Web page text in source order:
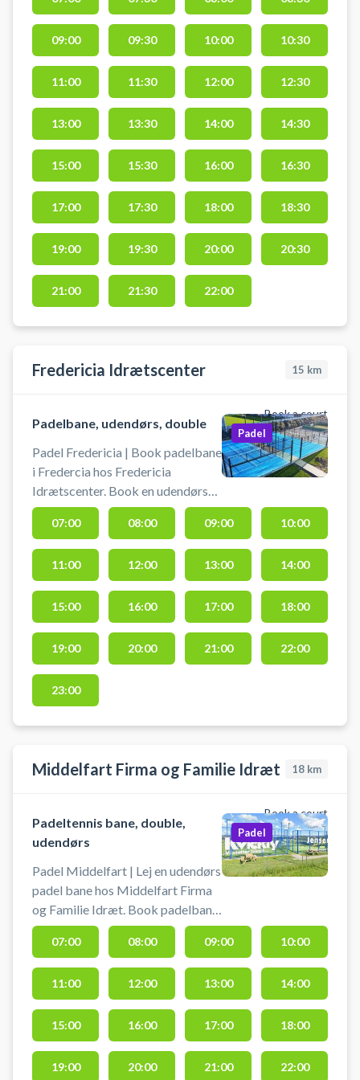
Koldings to padelcentre på
Ambolten 2 i Kolding. Centrene
har tilsammen 20 padelbaner
primært inde, men også denne
udendørsbane dobbeltbane.
Gratis parkering, bat kan lejes og
bolde købes i Sparekassen
Kronjylland Padel Arena, Rocket
Padels 5 stjernede padelcenter i
Kolding.
09:00 09:30 10:00 10:30
11:00 11:30 12:00 12:30
13:00 13:30 14:00 14:30
15:00 15:30 16:00 16:30
17:00 17:30 18:00 18:30
19:00 19:30 20:00 20:30
21:00 21:30 22:00
Fredericia Idrætscenter 15 km
Book a court
Padelbane, udendørs, double
Padel Fredericia | Book padelbane
i Fredercia hos Fredericia
Idrætscenter. Book en udendørs
padelbane og spil padel i
Fredericia på en af Idrætscentrets
double padelbaner. Padelbanerne
findes ved Vestre Ringvej. #spil-
padel-i-fredericia #fredericia-
padel #lej-padelbane-fredericia
Padel
07:00 08:00 09:00 10:00
11:00 12:00 13:00 14:00
15:00 16:00 17:00 18:00
19:00 20:00 21:00 22:00
23:00
Middelfart Firma og Familie Idræt 18 km
Book a court
Padeltennis bane, double,
udendørs
Padel Middelfart | Lej en udendørs
padel bane hos Middelfart Firma
og Familie Idræt. Book padelbane
og spil udendørs padel i
Middelfart, med højt til "loftet".
Padelbanerne ligger ved Færøvej
63 i Middelfart, hvor du finder
gratis parkering og mulighed for
omklædning og bad. Låne bat og
bolde ligger i forrummet ved
omklædningsrummene - husk at
Padel
07:00 08:00 09:00 10:00
11:00 12:00 13:00 14:00
15:00 16:00 17:00 18:00
19:00 20:00 21:00 22:00